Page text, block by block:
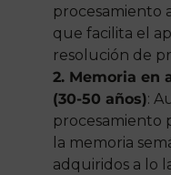
procesamiento
que facilita el
resolución de
2. Memoria en
(30-50 años):
procesamiento
la memoria
adquiridos a lo